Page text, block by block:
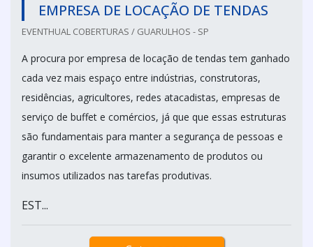
EMPRESA DE LOCAÇÃO DE TENDAS
EVENTHUAL COBERTURAS / GUARULHOS - SP
A procura por empresa de locação de tendas tem ganhado
cada vez mais espaço entre indústrias, construtoras,
residências, agricultores, redes atacadistas, empresas de
serviço de buffet e comércios, já que que essas estruturas
são fundamentais para manter a segurança de pessoas e
garantir o excelente armazenamento de produtos ou
insumos utilizados nas tarefas produtivas.
EST...